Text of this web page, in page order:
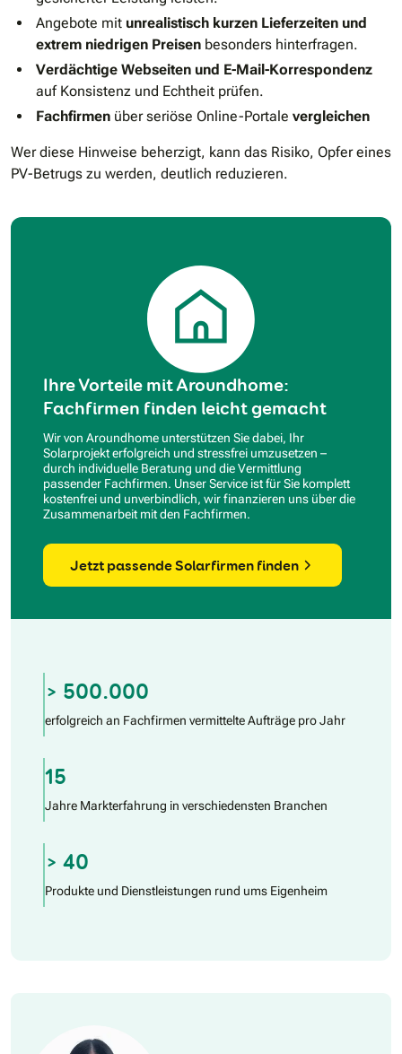
Angebote mit unrealistisch kurzen Lieferzeiten und
extrem niedrigen Preisen besonders hinterfragen.
Verdächtige Webseiten und E-Mail-Korrespondenz
auf Konsistenz und Echtheit prüfen.
Fachfirmen über seriöse Online-Portale vergleichen
Wer diese Hinweise beherzigt, kann das Risiko, Opfer eines
PV-Betrugs zu werden, deutlich reduzieren.
Ihre Vorteile mit Aroundhome:
Fachfirmen finden leicht gemacht
Wir von Aroundhome unterstützen Sie dabei, Ihr
Solarprojekt erfolgreich und stressfrei umzusetzen –
durch individuelle Beratung und die Vermittlung
passender Fachfirmen. Unser Service ist für Sie komplett
kostenfrei und unverbindlich, wir finanzieren uns über die
Zusammenarbeit mit den Fachfirmen.
Jetzt passende Solarfirmen finden
> 500.000
erfolgreich an Fachfirmen vermittelte Aufträge pro Jahr
15
Jahre Markterfahrung in verschiedensten Branchen
> 40
Produkte und Dienstleistungen rund ums Eigenheim